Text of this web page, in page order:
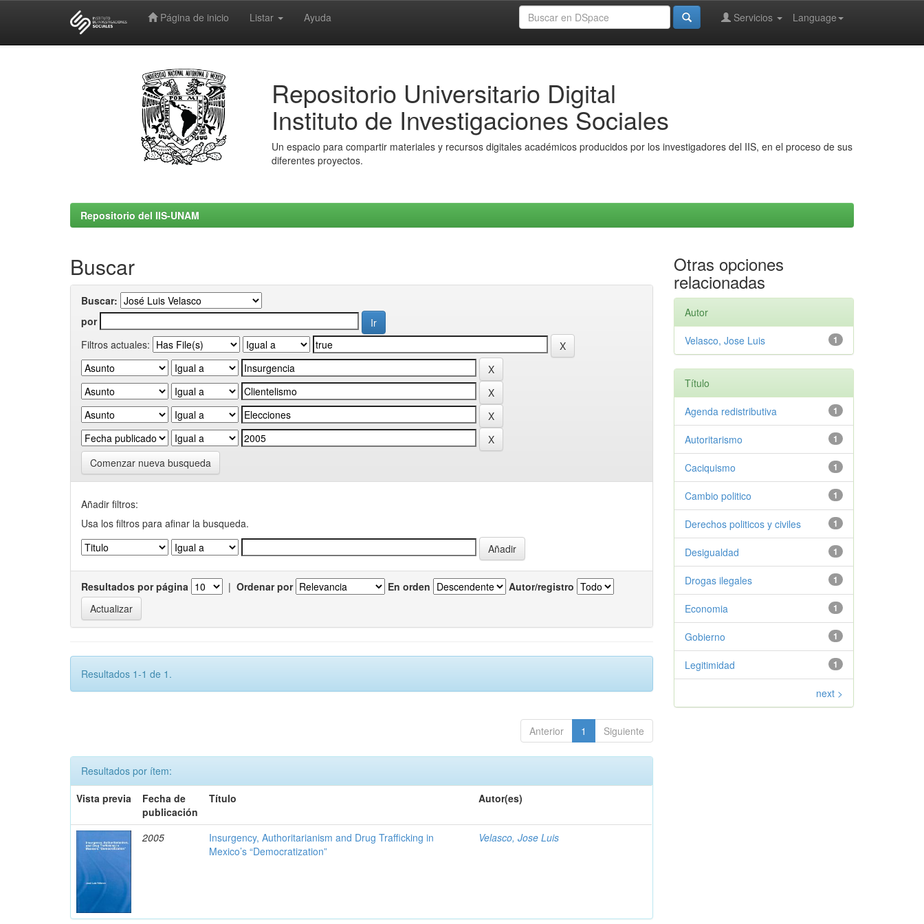
Página de inicio Listar Ayuda Language
Servicios
Repositorio Universitario Digital
Instituto de Investigaciones Sociales
Un espacio para compartir materiales y recursos digitales académicos producidos por los investigadores del IIS, en el proceso de sus
diferentes proyectos.
Repositorio del IIS-UNAM
Buscar
Buscar:
por
Filtros actuales:
Comenzar nueva busqueda
Añadir filtros:
Usa los filtros para afinar la busqueda.
Resultados por página | Ordenar por En orden Autor/registro
Resultados 1-1 de 1.
Anterior 1 Siguiente
Resultados por ítem:
Vista previa
Fecha de
publicación
Título Autor(es)
2005
Insurgency, Authoritarianism and Drug Trafficking in
Mexico’s “Democratization”
Velasco, Jose Luis
Otras opciones
relacionadas
Autor
1
Velasco, Jose Luis
Título
1
Agenda redistributiva
1
Autoritarismo
1
Caciquismo
1
Cambio politico
1
Derechos politicos y civiles
1
Desigualdad
1
Drogas ilegales
1
Economia
1
Gobierno
1
Legitimidad
next >